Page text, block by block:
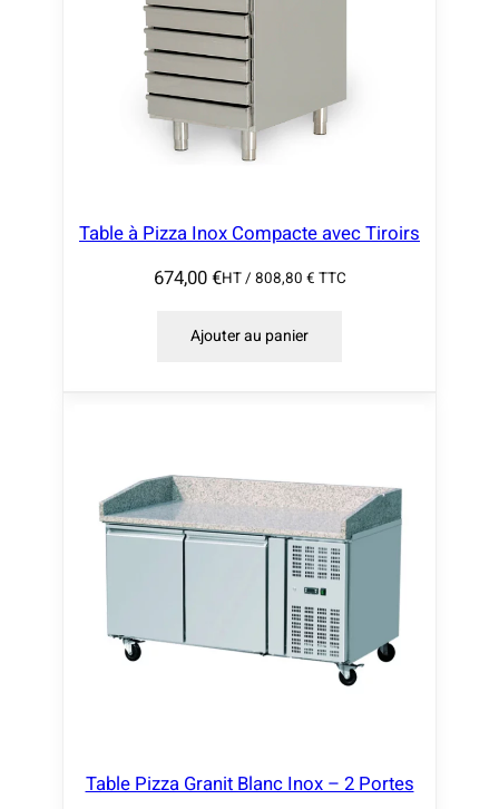
Table à Pizza Inox Compacte avec Tiroirs
674,00€HT / 808,80 € TTC
Ajouter au panier
Table Pizza Granit Blanc Inox – 2 Portes